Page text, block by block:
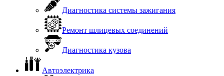
Диагностика системы зажигания
Ремонт шлицевых соединений
Диагностика кузова
Автоэлектрика